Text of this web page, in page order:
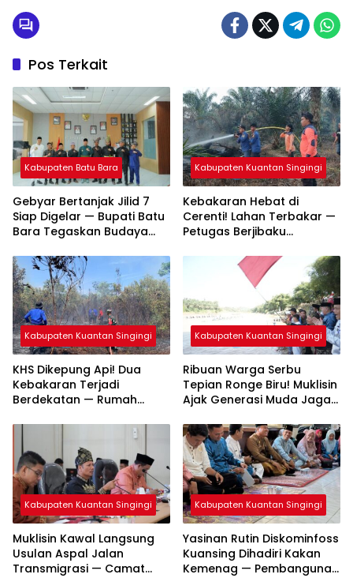
Pos Terkait
Kabupaten Batu Bara
Gebyar Bertanjak Jilid 7
Siap Digelar — Bupati Batu
Bara Tegaskan Budaya
Kabupaten Kuantan Singingi
Kebakaran Hebat di
Cerenti! Lahan Terbakar —
Petugas Berjibaku
Kabupaten Kuantan Singingi
KHS Dikepung Api! Dua
Kebakaran Terjadi
Berdekatan — Rumah
Terbakar
Kabupaten Kuantan Singingi
Ribuan Warga Serbu
Tepian Ronge Biru! Muklisin
Ajak Generasi Muda Jaga
Kabupaten Kuantan Singingi
Muklisin Kawal Langsung
Usulan Aspal Jalan
Transmigrasi — Camat
Kabupaten Kuantan Singingi
Yasinan Rutin Diskominfoss
Kuansing Dihadiri Kakan
Kemenag — Pembangunan